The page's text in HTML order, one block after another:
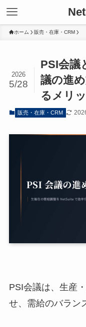
ホーム 販売・在庫・CRM
PSI会議
議の進
るメリ
2026
5/28
販売・在庫・CRM
PSI会議は、生産
せ、需給のバラン